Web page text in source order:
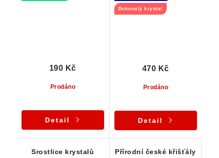
Prodáno
190 Kč
Detail
Dokonalý krystal
Prodáno
470 Kč
Detail
Srostlice krystalů
Přírodní české křišťály